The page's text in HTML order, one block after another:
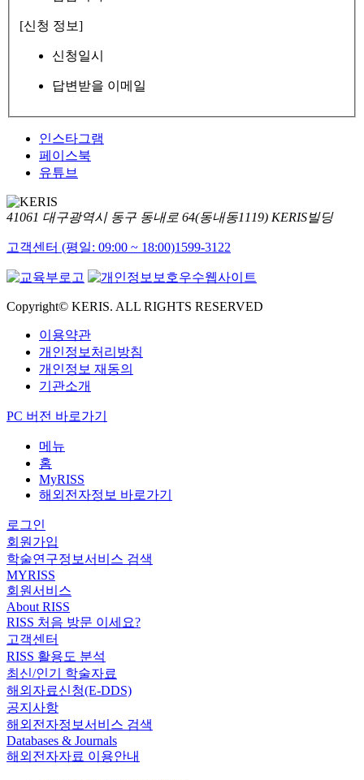
[신청 정보]
신청일시
답변받을 이메일
인스타그램
페이스북
유튜브
41061 대구광역시 동구 동내로 64(동내동1119) KERIS빌딩
고객센터 (평일: 09:00 ~ 18:00)1599-3122
Copyright© KERIS. ALL RIGHTS RESERVED
이용약관
개인정보처리방침
개인정보 재동의
기관소개
PC 버전 바로가기
메뉴
홈
MyRISS
해외전자정보 바로가기
로그인
회원가입
학술연구정보서비스 검색
MYRISS
회원서비스
About RISS
RISS 처음 방문 이세요?
고객센터
RISS 활용도 분석
최신/인기 학술자료
해외자료신청(E-DDS)
공지사항
해외전자정보서비스 검색
Databases & Journals
해외전자자료 이용안내